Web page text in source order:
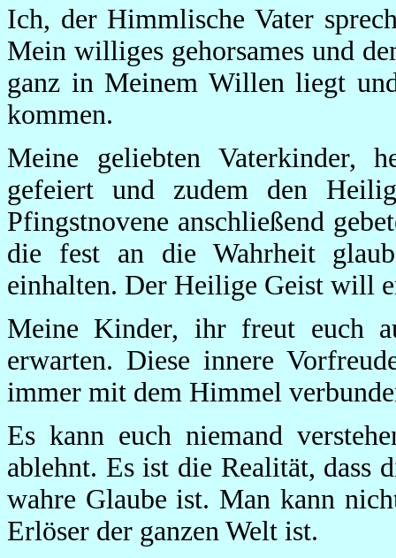
Ich, der Himmlische Vater
Mein williges gehorsames und
ganz in Meinem Willen liegt
kommen.
Meine geliebten Vaterkinder,
gefeiert und zudem den
Pfingstnovene anschließend
die fest an die Wahrheit
einhalten. Der Heilige Geist will
Meine Kinder, ihr freut euch
erwarten. Diese innere
immer mit dem Himmel
Es kann euch niemand
ablehnt. Es ist die Realität, dass
wahre Glaube ist. Man kann
Erlöser der ganzen Welt ist.